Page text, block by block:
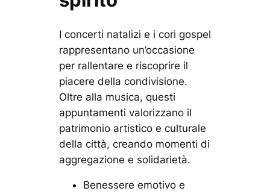
I concerti natalizi e i cori gospel
rappresentano un’occasione
per rallentare e riscoprire il
piacere della condivisione.
Oltre alla musica, questi
appuntamenti valorizzano il
patrimonio artistico e culturale
della città, creando momenti di
aggregazione e solidarietà.
Benessere emotivo e